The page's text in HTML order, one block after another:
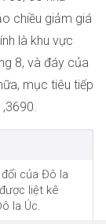
chiều giảm giá
là khu vực
8, và đáy của
mục tiêu tiếp
của Đô la
liệt kê
la Úc.